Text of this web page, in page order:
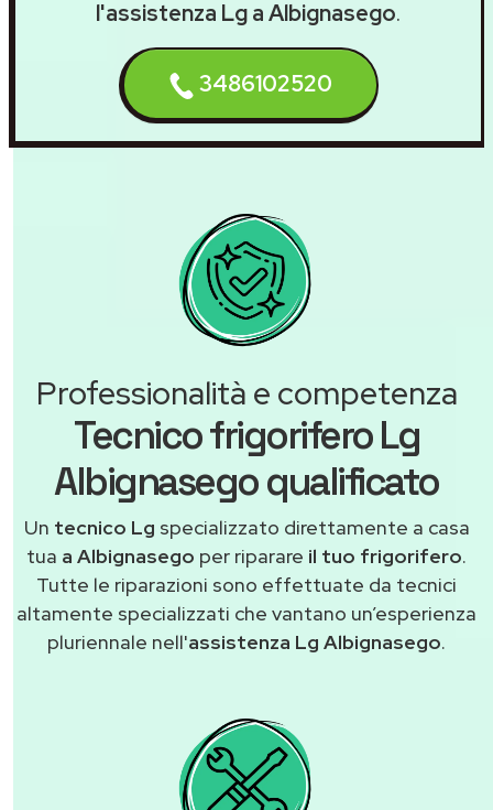
l'assistenza Lg a Albignasego.
3486102520
Professionalità e competenza
Tecnico frigorifero Lg
Albignasego qualificato
Un tecnico Lg specializzato direttamente a casa
tua a Albignasego per riparare il tuo frigorifero.
Tutte le riparazioni sono effettuate da tecnici
altamente specializzati che vantano un’esperienza
pluriennale nell'assistenza Lg Albignasego.